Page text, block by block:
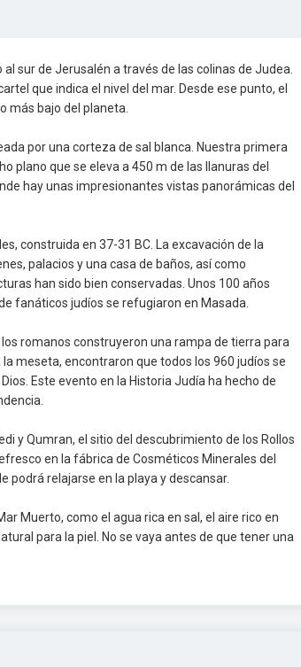
sur de Jerusalén a través de las colinas de Judea.
que indica el nivel del mar. Desde ese punto, el
más bajo del planeta.
por una corteza de sal blanca. Nuestra primera
plano que se eleva a 450 m de las llanuras del
hay unas impresionantes vistas panorámicas del
construida en 37-31 BC. La excavación de la
palacios y una casa de baños, así como
han sido bien conservadas. Unos 100 años
fanáticos judíos se refugiaron en Masada.
romanos construyeron una rampa de tierra para
meseta, encontraron que todos los 960 judíos se
Este evento en la Historia Judía ha hecho de
y Qumran, el sitio del descubrimiento de los Rollos
en la fábrica de Cosméticos Minerales del
podrá relajarse en la playa y descansar.
Muerto, como el agua rica en sal, el aire rico en
para la piel. No se vaya antes de que tener una